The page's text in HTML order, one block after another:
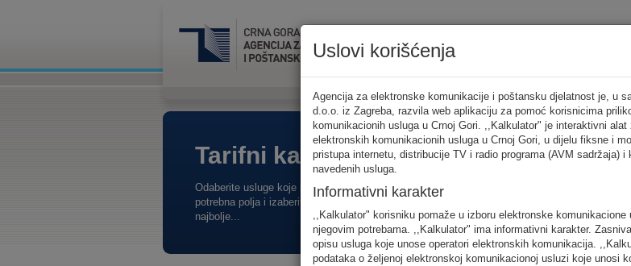
Tarifni kalkulator
Odaberite usluge koje koristite, popunite sva
potrebna polja i izaberite za sebe ono
najbolje...
FIKSNA
telefonija
MOBILNA
telefonija
Uslovi korišćenja
Agencija za elektronske komunikacije i poštansku djelatnost je, u
d.o.o. iz Zagreba, razvila web aplikaciju za pomoć korisnicima
komunikacionih usluga u Crnoj Gori. ,,Kalkulator" je interaktivni alat
elektronskih komunikacionih usluga u Crnoj Gori, u dijelu fiksne i
pristupa internetu, distribucije TV i radio programa (AVM sadržaja) i
navedenih usluga.
Informativni karakter
,,Kalkulator" korisniku pomaže u izboru elektronske komunikacione
njegovim potrebama. ,,Kalkulator" ima informativni karakter.
opisu usluga koje unose operatori elektronskih komunikacija.
podataka o željenoj elektronskoj komunikacionoj usluzi koje unosi